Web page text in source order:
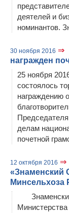
деятелей и
номинантов.
30 ноября 2016 ⇒
награжден
25 ноября
состоялось
награждению
делам
почетной
12 октября 2016 ⇒
«Знаменский
Минсельхоза
Знаменский
Министерства